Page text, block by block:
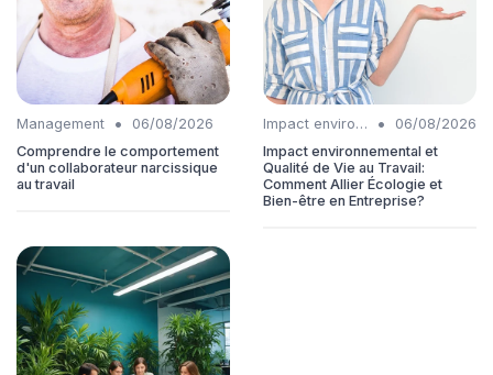
Management •
06/08/2026
Comprendre le comportement
d'un collaborateur narcissique
au travail
Impact environnemental •
06/08/2026
Impact environnemental et
Qualité de Vie au Travail:
Comment Allier Écologie et
Bien-être en Entreprise?